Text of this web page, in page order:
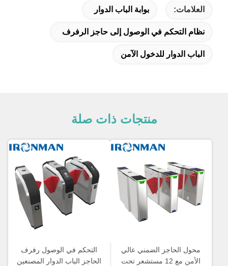
العلامات: بوابة الباب الدوار
نظام التحكم في الوصول إلى حاجز الرفرف
الباب الدوار للدخول الآمن
منتجات ذات صلة
محول الحاجز الضمني عالي
الأمن مع 12 مستشعر تحت
التحكم في الوصول رفرف
الحاجز الباب الدوار المصنعين